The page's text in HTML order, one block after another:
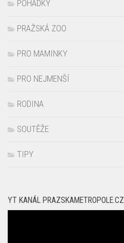
POHÁDKY
PRAŽSKÁ ZOO
PRO MAMINKY
PRO NEJMENŠÍ
RODINA
SOUTĚŽE
TIPY
YT KANÁL PRAZSKAMETROPOLE.CZ